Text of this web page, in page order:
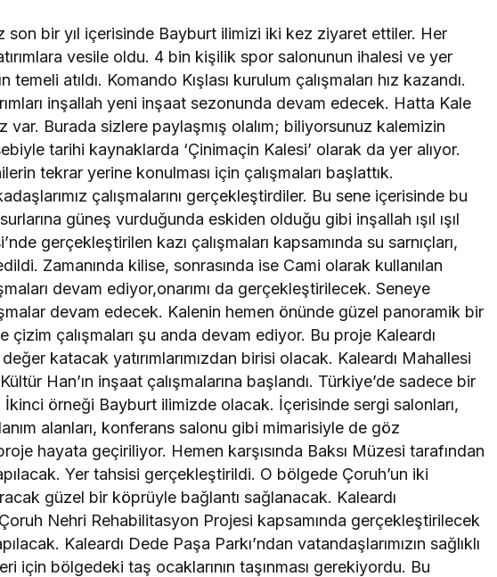
son bir yıl içerisinde Bayburt ilimizi iki kez ziyaret ettiler. Her
vesile oldu. 4 bin kişilik spor salonunun ihalesi ve yer
temeli atıldı. Komando Kışlası kurulum çalışmaları hız kazandı.
inşallah yeni inşaat sezonunda devam edecek. Hatta Kale
var. Burada sizlere paylaşmış olalım; biliyorsunuz kalemizin
tarihi kaynaklarda ‘Çinimaçin Kalesi’ olarak da yer alıyor.
tekrar yerine konulması için çalışmaları başlattık.
çalışmalarını gerçekleştirdiler. Bu sene içerisinde bu
güneş vurduğunda eskiden olduğu gibi inşallah ışıl ışıl
gerçekleştirilen kazı çalışmaları kapsamında su sarnıçları,
Zamanında kilise, sonrasında ise Cami olarak kullanılan
devam ediyor,onarımı da gerçekleştirilecek. Seneye
devam edecek. Kalenin hemen önünde güzel panoramik bir
çizim çalışmaları şu anda devam ediyor. Bu proje Kaleardı
katacak yatırımlarımızdan birisi olacak. Kaleardı Mahallesi
Han’ın inşaat çalışmalarına başlandı. Türkiye’de sadece bir
örneği Bayburt ilimizde olacak. İçerisinde sergi salonları,
alanları, konferans salonu gibi mimarisiyle de göz
hayata geçiriliyor. Hemen karşısında Baksı Müzesi tarafından
Yer tahsisi gerçekleştirildi. O bölgede Çoruh’un iki
güzel bir köprüyle bağlantı sağlanacak. Kaleardı
Nehri Rehabilitasyon Projesi kapsamında gerçekleştirilecek
Kaleardı Dede Paşa Parkı’ndan vatandaşlarımızın sağlıklı
için bölgedeki taş ocaklarının taşınması gerekiyordu. Bu